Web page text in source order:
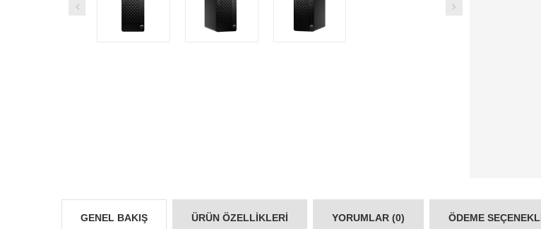
GENEL BAKIŞ ÜRÜN ÖZELLIKLERI YORUMLAR (0) ÖDEME